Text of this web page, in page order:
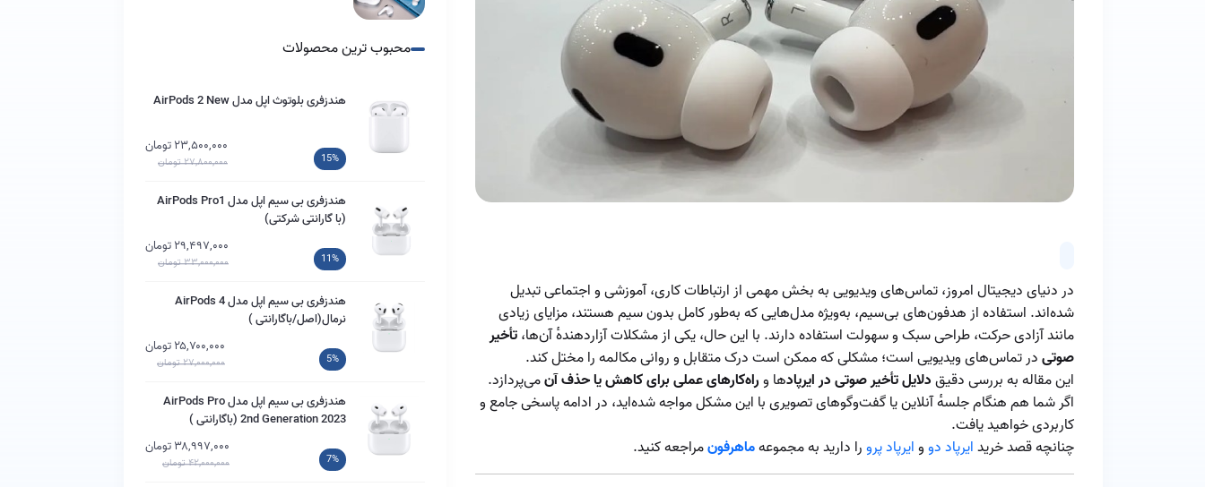
ایرپاد
افزایش بازدهی شارژ
کیس ایرپاد
افزایش عمر باتری
ایرپاد
انواع ایرپاد پرو
ایرپاد چیست و چه
ایرپادز پرو ۲
بهینه‌سازی صدای
شما با تنظیمات
دقیق
تأثیر نسخه بلوتوث
دستگاه‌ها بر عملکرد
افسانه؟
تأخیر صوتی ایرپاد
تحلیل عملکرد
در دنیای دیجیتال امروز، تماس‌های ویدیویی به بخش مهمی از ارتباطات کاری، آموزشی و اجتماعی تبدیل
شده‌اند. استفاده از هدفون‌های بی‌سیم، به‌ویژه مدل‌هایی که به‌طور کامل بدون سیم هستند، مزایای زیادی
مانند آزادی حرکت، طراحی سبک و سهولت استفاده دارند. با این حال، یکی از مشکلات آزاردهنده‌ٔ آن‌ها،تأخیر
صوتیدر تماس‌های ویدیویی است؛ مشکلی که ممکن است درک متقابل و روانی مکالمه را مختل کند.
این مقاله به بررسی دقیقدلایل تأخیر صوتی در ایرپادها وراه‌کارهای عملی برای کاهش یا حذف آنمی‌پردازد.
اگر شما هم هنگام جلسه‌ٔ آنلاین یا گفت‌وگوهای تصویری با این مشکل مواجه شده‌اید، در ادامه پاسخی جامع و
کاربردی خواهید یافت.
چنانچه قصد خریدایرپاد دووایرپاد پرورا دارید به مجموعهماهرفونمراجعه کنید.
محبوب ترین محصولات
هندزفری بلوتوث اپل مدل AirPods 2 New
۲۳,۵۰۰,۰۰۰ تومان
۲۷,۸۰۰,۰۰۰ تومان 15%
هندزفری بی سیم اپل مدل AirPods Pro1
(با گارانتی شرکتی)
۲۹,۴۹۷,۰۰۰ تومان
۳۳,۰۰۰,۰۰۰ تومان 11%
هندزفری بی سیم اپل مدل AirPods 4
نرمال(اصل/باگارانتی )
۲۵,۷۰۰,۰۰۰ تومان
۲۷,۰۰۰,۰۰۰ تومان 5%
هندزفری بی سیم اپل مدل AirPods Pro
2nd Generation 2023 (باگارانتی )
۳۸,۹۹۷,۰۰۰ تومان
۴۲,۰۰۰,۰۰۰ تومان 7%